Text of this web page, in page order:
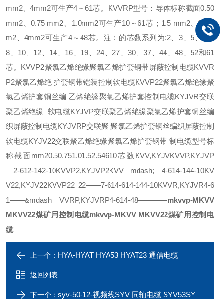
mm2、4mm2可生产4～61芯。KVVRP型号：导体标称截面0.50
mm2、0.75 mm2、1.0mm2可生产10～61芯；1.5 mm2、2.5m
m2、4mm2可生产4～48芯。注：的芯数系列为:2、3、5、7、
8、10、12、14、16、19、24、27、30、37、44、48、52和61
芯。KVVP2聚氯乙烯绝缘聚氯乙烯护套铜带屏蔽控制电缆KVVR
P2聚氯乙烯绝 护套铜带铠装控制软电缆KVVP22聚氯乙烯绝缘聚
氯乙烯护套铜丝编 乙烯绝缘聚氯乙烯护套控制电缆KYJVR交联
聚乙烯绝缘 软电缆KYJVP交联聚乙烯绝缘聚氯乙烯护套铜丝编
织屏蔽控制电缆KYJVRP交联聚 聚氯乙烯护套铜丝编织屏蔽控制
软电缆KYJV22交联聚乙烯绝缘聚氯乙烯护套钢带 制电缆型号标
称截面mm20.50.751.01.52.54610芯数KVV,KYJVKVVP,KYJVP
—2-612-142-10KVVP2,KYJVP2KVV mdash;—4-614-144-10KV
V22,KYJV22KVVP22 22——7-614-614-144-10KVVR,KYJVR4-6
1——&mdash VVRP,KYJVRP4-614-48————mkvvp-MKVV
MKVV22煤矿用控制电缆mkvvp-MKVV MKVV22煤矿用控制电
缆
上一个： HYA-HYAT HYA53 HYAT23 通信电缆
返回列表
下一个： syv-50-12-视频线SYV 同轴电缆 SYV53SYV23